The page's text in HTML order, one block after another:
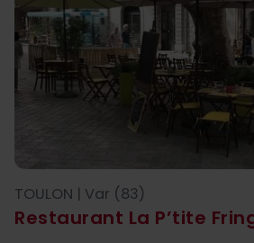
Restaurant La P’tite
TOULON | Var (83)